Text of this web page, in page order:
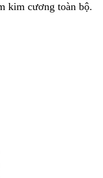
kim cương toàn bộ.